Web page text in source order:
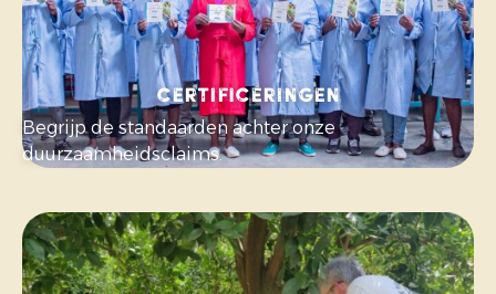
Certificeringen
Begrijp de standaarden achter onze
duurzaamheidsclaims.